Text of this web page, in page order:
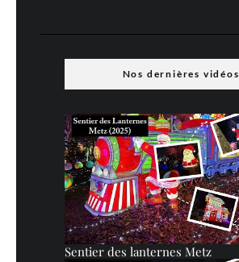
Nos dernières vidéos
Sentier des lanternes Metz